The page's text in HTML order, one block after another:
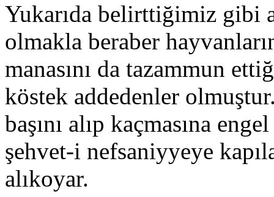
Yukarıda belirttiğimiz gibi
olmakla beraber
manasını da tazammun
köstek addedenler
başını alıp kaçmasına
şehvet-i nefsaniyyeye
alıkoyar.